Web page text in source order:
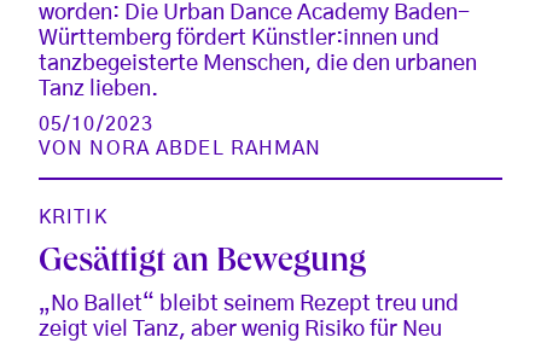
worden: Die Urban Dance Academy Baden-
Württemberg fördert Künstler:innen und
tanzbegeisterte Menschen, die den urbanen
Tanz lieben.
05/10/2023
VON
NORA ABDEL RAHMAN
KRITIK
Gesättigt an Bewegung
„No Ballet“ bleibt seinem Rezept treu und
zeigt viel Tanz, aber wenig Risiko für Neu